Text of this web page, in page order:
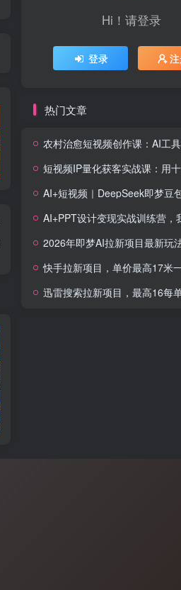
暴力抖音无人直播一元秒杀玩法。项目拆解 全新平台vivo短视频，新风口AI混剪无脑搬运，冷门风口当天见收益，7天撸了2300+了
Hi！请登录
登录
热门文章
农村治愈短视频创作课：AI工具搭配剪辑技巧，零基础快速制作
短视频IP量化获客实战课：用十台设备搭建五十账号矩阵，精准打
AI+短视频｜DeepSeek即梦豆包小云雀全工具教学，从账号定位到剪映剪辑，零基
AI+PPT设计变现实战训练营，我们派单，让你的才华直接变现，三大核心模块带你构建Al
2026年即梦AI拉新项目最新玩法，无任何门槛，操作非常简单，人人都可做，拉新佣金最高
快手拉新项目，单价最高17米一单，玩法简单，0基础也能轻松上
迅雷搜索拉新项目，最高16每单！不限量级人人可冲，零门槛